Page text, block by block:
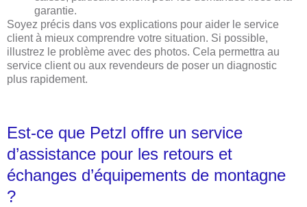
garantie.
Soyez précis dans vos explications pour aider le service
client à mieux comprendre votre situation. Si possible,
illustrez le problème avec des photos. Cela permettra au
service client ou aux revendeurs de poser un diagnostic
plus rapidement.
Est-ce que Petzl offre un service
d’assistance pour les retours et
échanges d’équipements de montagne
?